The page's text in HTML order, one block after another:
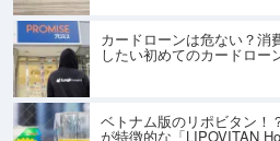
カードローンは危ない？消
したい初めてのカードロー
ベトナム版のリポビタン！
が特徴的な「LIPOVITAN